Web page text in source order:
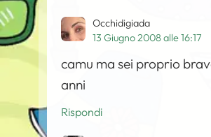
Occhidigiada
13 Giugno 2008 alle 16:17
camu ma sei proprio
anni
Rispondi